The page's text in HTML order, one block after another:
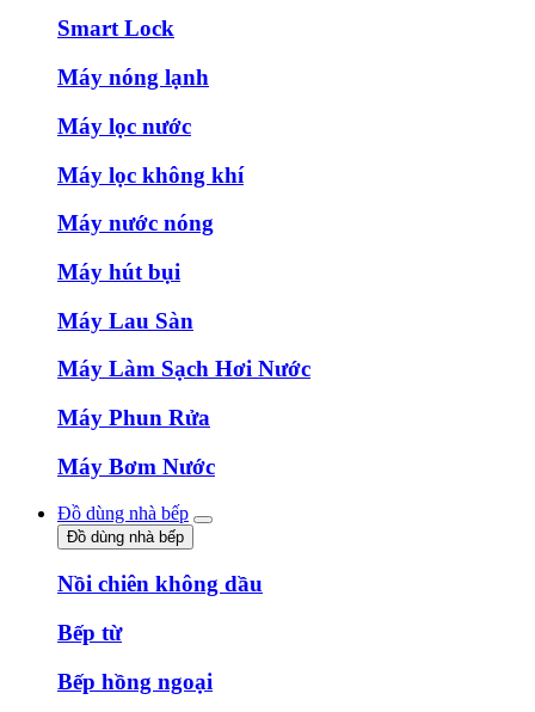
Smart Lock
Máy nóng lạnh
Máy lọc nước
Máy lọc không khí
Máy nước nóng
Máy hút bụi
Máy Lau Sàn
Máy Làm Sạch Hơi Nước
Máy Phun Rửa
Máy Bơm Nước
Đồ dùng nhà bếp
Đồ dùng nhà bếp
Nồi chiên không dầu
Bếp từ
Bếp hồng ngoại